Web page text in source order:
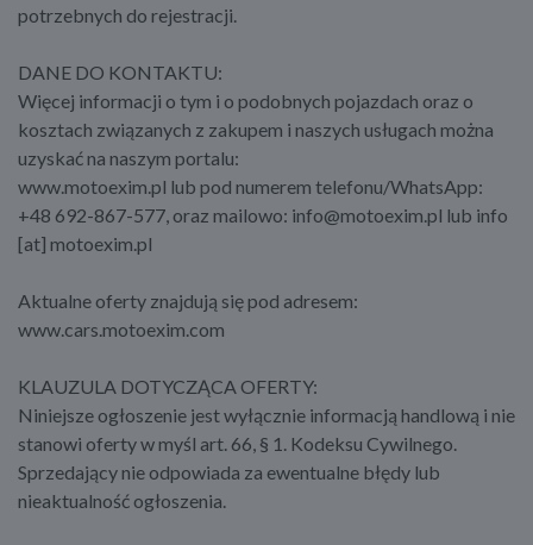
potrzebnych do rejestracji.
DANE DO KONTAKTU:
Więcej informacji o tym i o podobnych pojazdach oraz o
kosztach związanych z zakupem i naszych usługach można
uzyskać na naszym portalu:
www.motoexim.pl lub pod numerem telefonu/WhatsApp:
+48 692-867-577, oraz mailowo: info@motoexim.pl lub info
[at] motoexim.pl
Aktualne oferty znajdują się pod adresem:
www.cars.motoexim.com
KLAUZULA DOTYCZĄCA OFERTY:
Niniejsze ogłoszenie jest wyłącznie informacją handlową i nie
stanowi oferty w myśl art. 66, § 1. Kodeksu Cywilnego.
Sprzedający nie odpowiada za ewentualne błędy lub
nieaktualność ogłoszenia.